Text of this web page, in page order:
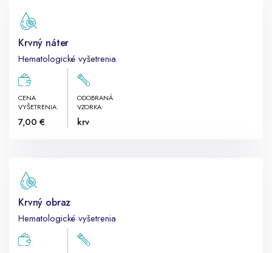
Krvný náter
Hematologické vyšetrenia
CENA
VYŠETRENIA:
7,00 €
ODOBRANÁ
VZORKA:
krv
Krvný obraz
Hematologické vyšetrenia